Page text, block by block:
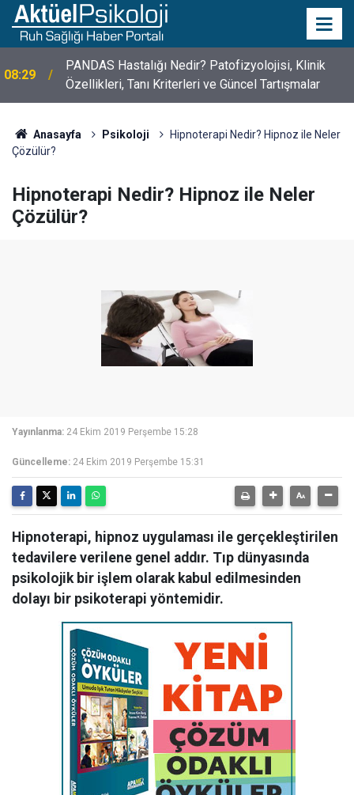
10:30
10 Mayıs Psikologlar Günü Nasıl Ortaya Çıktı? 10
Mayıs Tarihinin Hikayesi
Anasayfa Psikoloji
Hipnoterapi Nedir? Hipnoz ile Neler
Çözülür?
Hipnoterapi Nedir? Hipnoz ile Neler
Çözülür?
Yayınlanma: 24 Ekim 2019 Perşembe 15:28
Güncelleme: 24 Ekim 2019 Perşembe 15:31
Hipnoterapi, hipnoz uygulaması ile gerçekleştirilen
tedavilere verilene genel addır. Tıp dünyasında
psikolojik bir işlem olarak kabul edilmesinden
dolayı bir psikoterapi yöntemidir.